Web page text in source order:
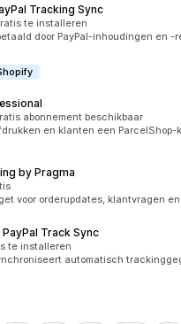
Tracking Sync
in totaalte installeren
door PayPal-inhoudingen en -
in totaalabonnement beschikbaar
en klanten een ParcelShop-
by Pragma
totaal
voor orderupdates, klantvragen
Track Sync
totaal
te installeren
automatisch